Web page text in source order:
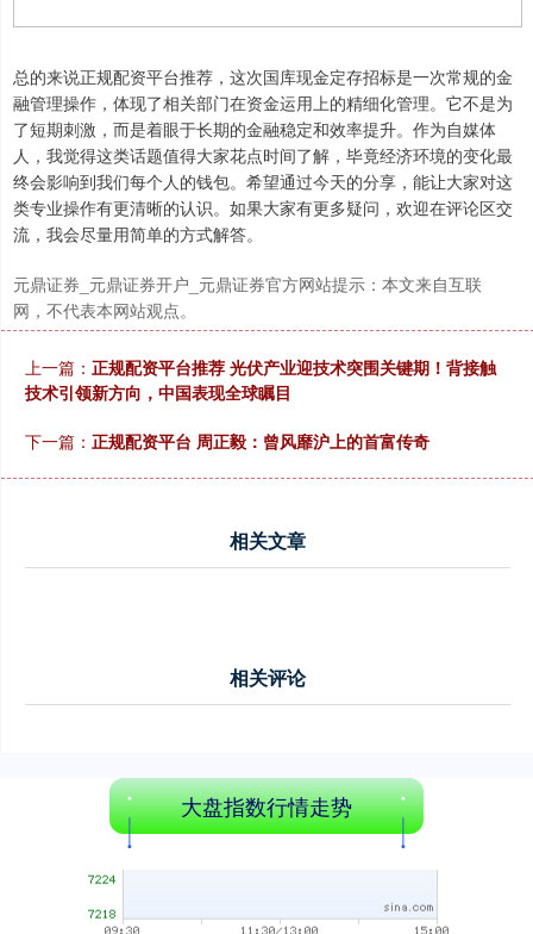
总的来说正规配资平台推荐，这次国库现金定存招标是一次常规的金
融管理操作，体现了相关部门在资金运用上的精细化管理。它不是为
了短期刺激，而是着眼于长期的金融稳定和效率提升。作为自媒体
人，我觉得这类话题值得大家花点时间了解，毕竟经济环境的变化最
终会影响到我们每个人的钱包。希望通过今天的分享，能让大家对这
类专业操作有更清晰的认识。如果大家有更多疑问，欢迎在评论区交
流，我会尽量用简单的方式解答。
元鼎证券_元鼎证券开户_元鼎证券官方网站提示：本文来自互联
网，不代表本网站观点。
上一篇： 正规配资平台推荐 光伏产业迎技术突围关键期！背接触
技术引领新方向，中国表现全球瞩目
下一篇： 正规配资平台 周正毅：曾风靡沪上的首富传奇
相关文章
相关评论
大盘指数行情走势
沪深300 4694.44 +43.13 +0.93%
北证50 1134.24 +11.37 +1.01%
3563.12
基金指数 7242.10 +12.30 +0.17%